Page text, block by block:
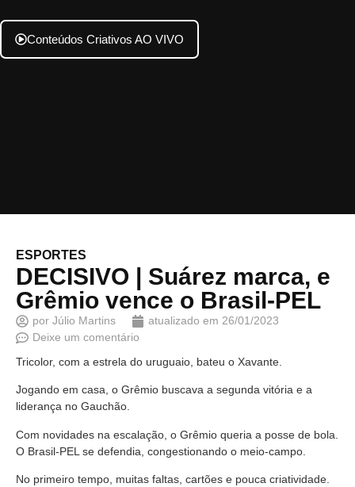
Conteúdos Criativos AO VIVO
ESPORTES
DECISIVO | Suárez marca, e
Grêmio vence o Brasil-PEL
por Júlio Martins atualizado em 26/01/2023
Deixe um comentário
Tricolor, com a estrela do uruguaio, bateu o Xavante.
Jogando em casa, o Grêmio buscava a segunda vitória e a
liderança no Gauchão.
Com novidades na escalação, o Grêmio queria a posse de bola.
O Brasil-PEL se defendia, congestionando o meio-campo.
No primeiro tempo, muitas faltas, cartões e pouca criatividade.